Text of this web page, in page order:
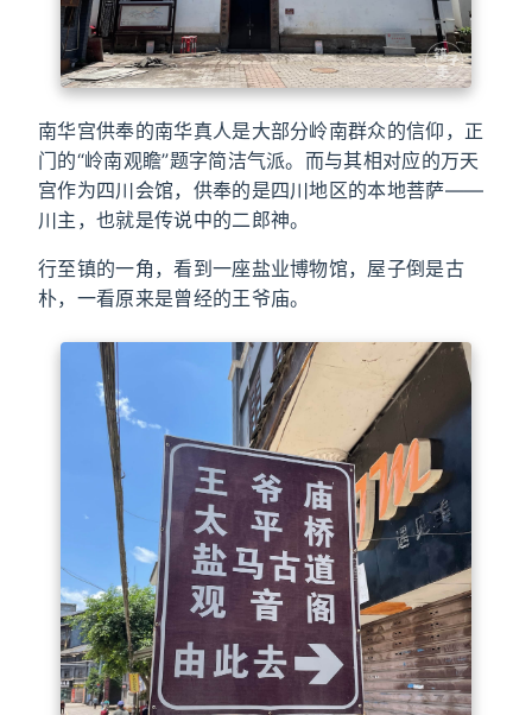
南华宫供奉的南华真人是大部分岭南群众的信仰，正
门的“岭南观瞻”题字简洁气派。而与其相对应的万天
宫作为四川会馆，供奉的是四川地区的本地菩萨——
川主，也就是传说中的二郎神。
行至镇的一角，看到一座盐业博物馆，屋子倒是古
朴，一看原来是曾经的王爷庙。